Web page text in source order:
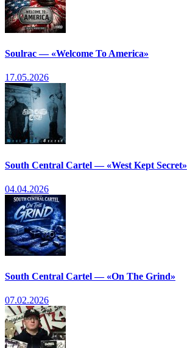
Soulrac — «Welcome To America»
17.05.2026
South Central Cartel — «West Kept Secret»
04.04.2026
South Central Cartel — «On The Grind»
07.02.2026